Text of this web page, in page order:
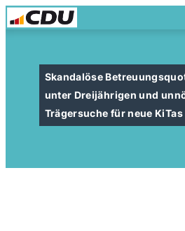
Skandalöse
unter Dreijährigen und
Trägersuche für neue KiTas